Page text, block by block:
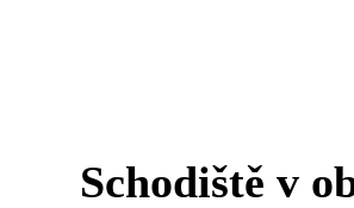
Schodiště v